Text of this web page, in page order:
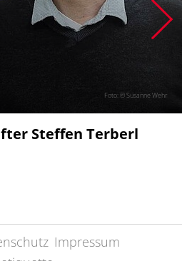
Foto: © Susanne Wehr
Steffen Terberl
Impressum